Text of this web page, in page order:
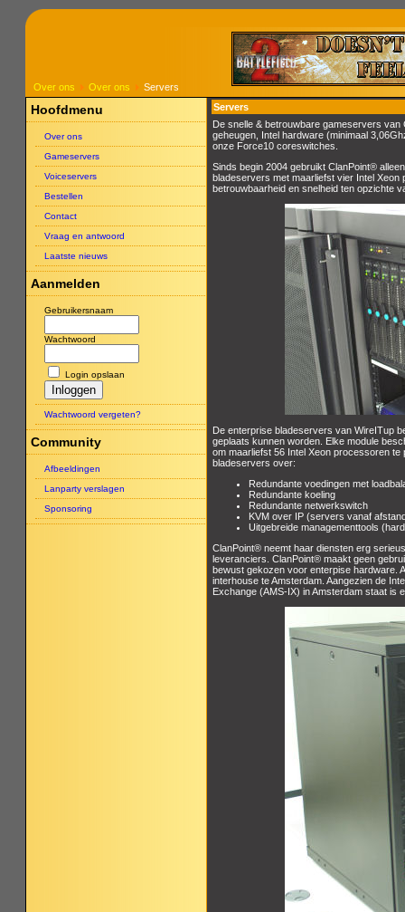
Over ons Over ons Servers
Hoofdmenu
Over ons
Gameservers
Voiceservers
Bestellen
Contact
Vraag en antwoord
Laatste nieuws
Aanmelden
Gebruikersnaam
Wachtwoord
Login opslaan
Wachtwoord vergeten?
Community
Afbeeldingen
Lanparty verslagen
Sponsoring
Servers
De snelle & betrouwbare gameservers
geheugen, Intel hardware (minimaal
onze Force10 coreswitches.
Sinds begin 2004 gebruikt ClanPoint®
bladeservers met maarliefst vier Intel
betrouwbaarheid en snelheid ten opzichte
De enterprise bladeservers van WireITup
geplaats kunnen worden. Elke module
om maarliefst 56 Intel Xeon processoren
bladeservers over:
Redundante voedingen met
Redundante koeling
Redundante netwerkswitch
KVM over IP (servers vanaf
Uitgebreide managementtools
ClanPoint® neemt haar diensten erg
leveranciers. ClanPoint® maakt geen
bewust gekozen voor enterpise hardware.
interhouse te Amsterdam. Aangezien de
Exchange (AMS-IX) in Amsterdam staat is